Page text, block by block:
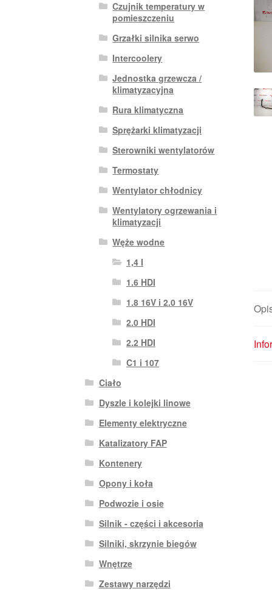
Czujnik temperatury w
pomieszczeniu
Grzałki silnika serwo
Intercoolery
Jednostka grzewcza /
klimatyzacyjna
Rura klimatyczna
Sprężarki klimatyzacji
Sterowniki wentylatorów
Termostaty
Wentylator chłodnicy
Wentylatory ogrzewania i
klimatyzacji
Węże wodne
1,4 I
1.6 HDI
1.8 16V i 2.0 16V
2.0 HDI
2.2 HDI
C1 i 107
Ciało
Dyszle i kolejki linowe
Elementy elektryczne
Katalizatory FAP
Kontenery
Opony i koła
Podwozie i osie
Silnik - części i akcesoria
Silniki, skrzynie biegów
Wnętrze
Zestawy narzędzi